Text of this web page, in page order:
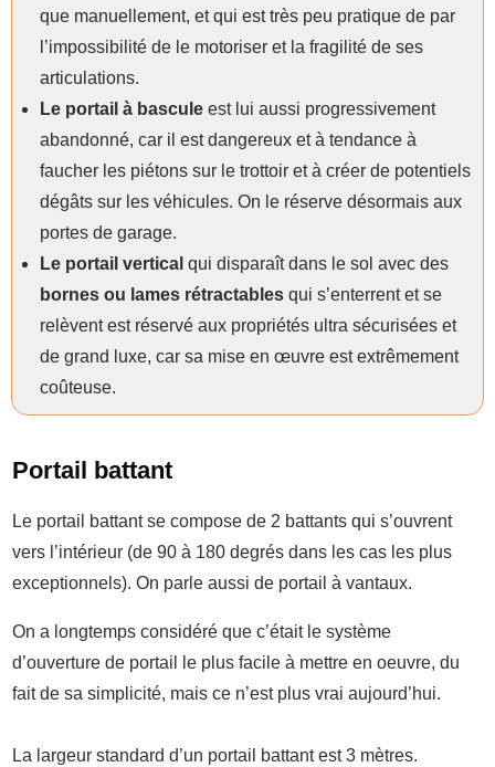
que manuellement, et qui est très peu pratique de par
l’impossibilité de le motoriser et la fragilité de ses
articulations.
Le portail à bascule est lui aussi progressivement
abandonné, car il est dangereux et à tendance à
faucher les piétons sur le trottoir et à créer de potentiels
dégâts sur les véhicules. On le réserve désormais aux
portes de garage.
Le portail vertical qui disparaît dans le sol avec des
bornes ou lames rétractables qui s’enterrent et se
relèvent est réservé aux propriétés ultra sécurisées et
de grand luxe, car sa mise en œuvre est extrêmement
coûteuse.
Portail battant
Le portail battant se compose de 2 battants qui s’ouvrent
vers l’intérieur (de 90 à 180 degrés dans les cas les plus
exceptionnels). On parle aussi de portail à vantaux.
On a longtemps considéré que c’était le système
d’ouverture de portail le plus facile à mettre en oeuvre, du
fait de sa simplicité, mais ce n’est plus vrai aujourd’hui.
La largeur standard d’un portail battant est 3 mètres.